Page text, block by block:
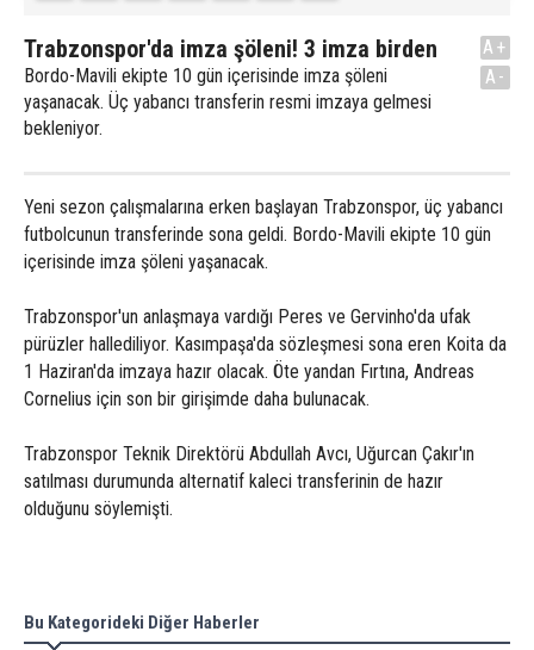
Trabzonspor'da imza şöleni! 3 imza birden
Bordo-Mavili ekipte 10 gün içerisinde imza şöleni
yaşanacak. Üç yabancı transferin resmi imzaya gelmesi
bekleniyor.
A+
A-
Yeni sezon çalışmalarına erken başlayan Trabzonspor, üç yabancı
futbolcunun transferinde sona geldi. Bordo-Mavili ekipte 10 gün
içerisinde imza şöleni yaşanacak.
Trabzonspor'un anlaşmaya vardığı Peres ve Gervinho'da ufak
pürüzler hallediliyor. Kasımpaşa'da sözleşmesi sona eren Koita da
1 Haziran'da imzaya hazır olacak. Öte yandan Fırtına, Andreas
Cornelius için son bir girişimde daha bulunacak.
Trabzonspor Teknik Direktörü Abdullah Avcı, Uğurcan Çakır'ın
satılması durumunda alternatif kaleci transferinin de hazır
olduğunu söylemişti.
Bu Kategorideki Diğer Haberler